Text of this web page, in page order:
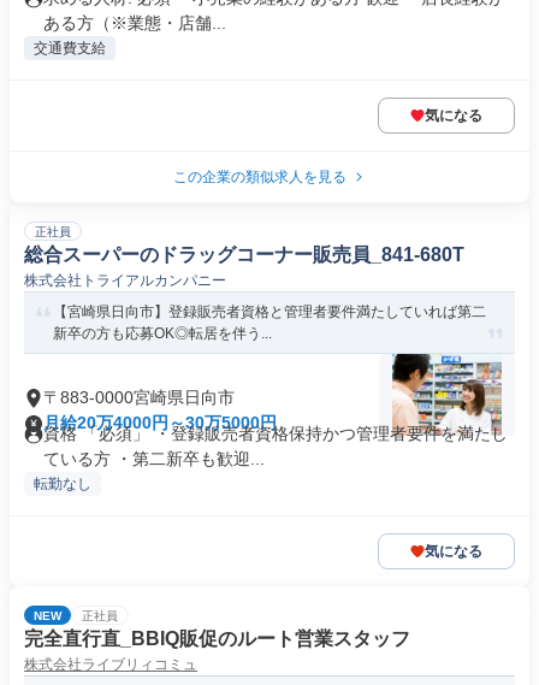
ある方（※業態・店舗...
交通費支給
気になる
この企業の類似求人を見る
正社員
総合スーパーのドラッグコーナー販売員_841-680T
株式会社トライアルカンパニー
【宮崎県日向市】登録販売者資格と管理者要件満たしていれば第二
新卒の方も応募OK◎転居を伴う...
〒883-0000宮崎県日向市
月給20万4000円～30万5000円
資格 「必須」 ・登録販売者資格保持かつ管理者要件を満たし
ている方 ・第二新卒も歓迎...
転勤なし
気になる
NEW 正社員
完全直行直_BBIQ販促のルート営業スタッフ
株式会社ライブリィコミュ